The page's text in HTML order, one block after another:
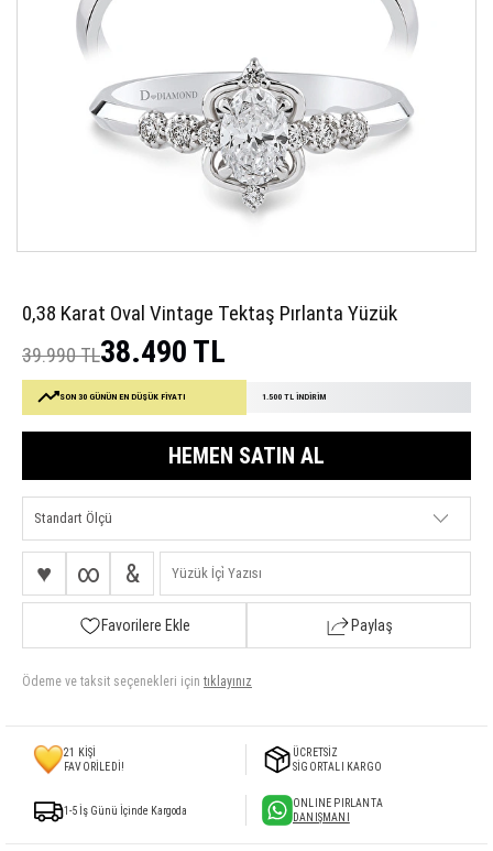
0,38 Karat Oval Vintage Tektaş Pırlanta Yüzük
39.990 TL38.490 TL
SON 30 GÜNÜN EN DÜŞÜK FİYATI 1.500 TL İNDİRİM
HEMEN SATIN AL
♥ ∞ &
Favorilere Ekle Paylaş
Ödeme ve taksit seçenekleri için tıklayınız
21
KİŞİ
FAVORİLEDİ!
ÜCRETSİZ
SİGORTALI KARGO
1-5 İş Günü İçinde Kargoda
ONLINE PIRLANTA
DANIŞMANI